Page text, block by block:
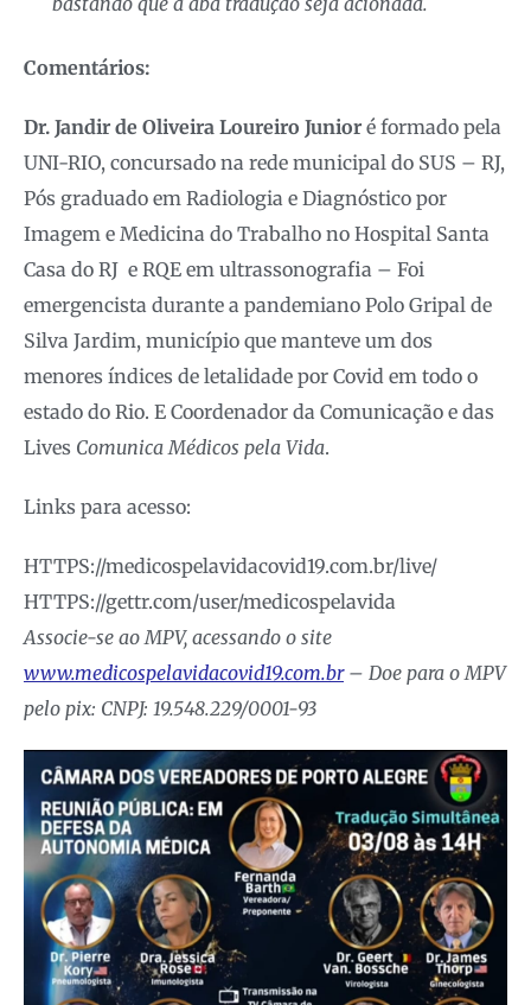
Comentários:
Dr. Jandir de Oliveira Loureiro Junior é formado pela
UNI-RIO, concursado na rede municipal do SUS – RJ,
Pós graduado em Radiologia e Diagnóstico por
Imagem e Medicina do Trabalho no Hospital Santa
Casa do RJ e RQE em ultrassonografia – Foi
emergencista durante a pandemiano Polo Gripal de
Silva Jardim, município que manteve um dos
menores índices de letalidade por Covid em todo o
estado do Rio. E Coordenador da Comunicação e das
Lives Comunica Médicos pela Vida.
Links para acesso:
HTTPS://medicospelavidacovid19.com.br/live/
HTTPS://gettr.com/user/medicospelavida
Associe-se ao MPV, acessando o site
www.medicospelavidacovid19.com.br– Doe para o MPV
pelo pix: CNPJ: 19.548.229/0001-93